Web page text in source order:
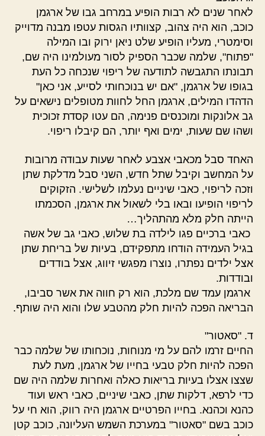
לאחר שנים לא רבות הופיע במרחב גבו של ארגמן
כוכב, הוא היה צהוב, קצוותיו הגסות עטפו מבנה מדוייק
וסימטרי, מעליו הופיע שלט ניאן ירוק ובו המילה
"פתוח", שלמה שכבר הספיק לסור מעולמינו היה שם,
תבונתו התגבשה לתודעה של ריפוי שנכחה כל העת
בגופו של ארגמן, "אם יש בנוכחותי לסייע, אני כאן"
הדהדו המילים, ארגמן החל לחוות מטופלים נישאים על
גב אלונקות ומוכנסים פנימה, הם עטו קסדת זכוכית
ושהו שם שעות, ימים ואף יותר, הם קיבלו ריפוי.
האחד סבל מכאבי אצבע לאחר שעות עבודה מרובות
על המחשב וקיבל שתל חדש, השני סבל מדלקת שתן
וזכה לריפוי, כאבי שיניים נעלמו לשלישי. הזקוקים
לריפוי הופיעו ובאו בלי לשאול את ארגמן, הסכמתו
הייתה חלק מלא מהתהליך…
כאבי ברכיים פגו לילדה בת שלוש, כאבי גב של אשה
בגיל העמידה הודחו מתפקידם, בעיות של בריחת שתן
אצל ילדים נפתרו, נוצרו מפגשי זיווג, אצל בודדים
ובודדות.
ארגמן עמד שם מלכת, הוא רק חווה את אשר סביבו,
הבריאה הפכה להיות חלק מהטבע שלו והוא היה שותף.
ד. "סאטור"
החיים זרמו להם על מי מנוחות, נוכחותו של שלמה כבר
הפכה להיות חלק טבעי בחייו של ארגמן, מעת לעת
שצצו אצלו בעיות בריאות כאלה ואחרות שלמה היה שם
כדי לרפא, דלקות שתן, כאבי שיניים, כאבי ראש ועוד
כהנא וכהנא. בחייו הפרטיים ארגמן היה רווק, הוא חי על
כוכב בשם "סאטור" במערכת השמש העליונה, כוכב קטן